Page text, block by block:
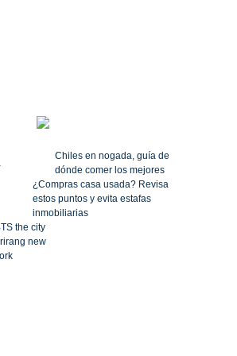
Chiles en nogada, guía de
dónde comer los mejores
¿Compras casa usada? Revisa
estos puntos y evita estafas
inmobiliarias
the city
new